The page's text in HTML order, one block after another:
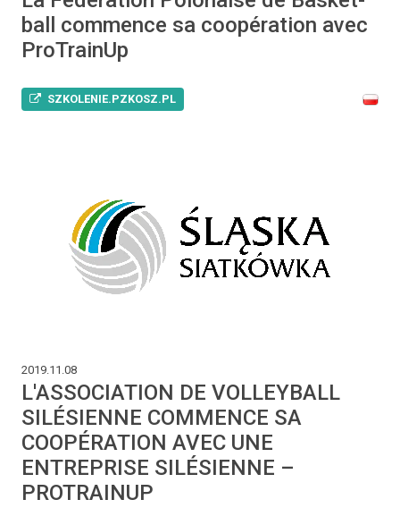
ball commence sa coopération avec
ProTrainUp
SZKOLENIE.PZKOSZ.PL
2019.11.08
L'ASSOCIATION DE VOLLEYBALL
SILÉSIENNE COMMENCE SA
COOPÉRATION AVEC UNE
ENTREPRISE SILÉSIENNE –
PROTRAINUP